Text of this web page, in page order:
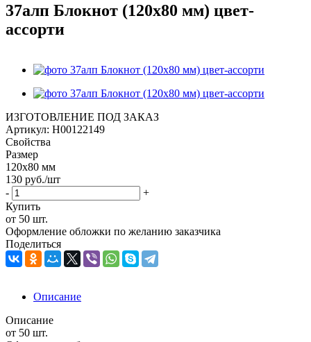
37алп Блокнот (120х80 мм) цвет-
ассорти
ИЗГОТОВЛЕНИЕ ПОД ЗАКАЗ
Артикул: Н00122149
Свойства
Размер
120х80 мм
130 руб./шт
-
+
Купить
от 50 шт.
Оформление обложки по желанию заказчика
Поделиться
Описание
Описание
от 50 шт.